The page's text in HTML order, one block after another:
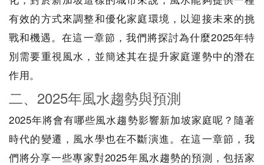
有效的方式來調整和優化家庭環境，以迎接未來的挑
戰和機遇。在這一章節，我們將探討為什麼2025年特
別需要重視風水，並簡述其在提升家庭運勢中的潛在
作用。
二、2025年風水趨勢與預測
2025年將會有哪些風水趨勢影響新加坡家庭呢？隨著
時代的變遷，風水學也在不斷演進。在這一章節，我
們將分享一些專家對2025年風水趨勢的預測，包括家